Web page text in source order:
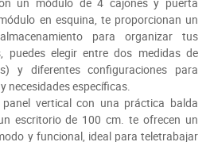
en esquina, te proporcionan un
para organizar tus
puedes elegir entre dos medidas de
y diferentes configuraciones para
necesidades específicas.
vertical con una práctica balda
escritorio de 100 cm. te ofrecen un
y funcional, ideal para teletrabajar